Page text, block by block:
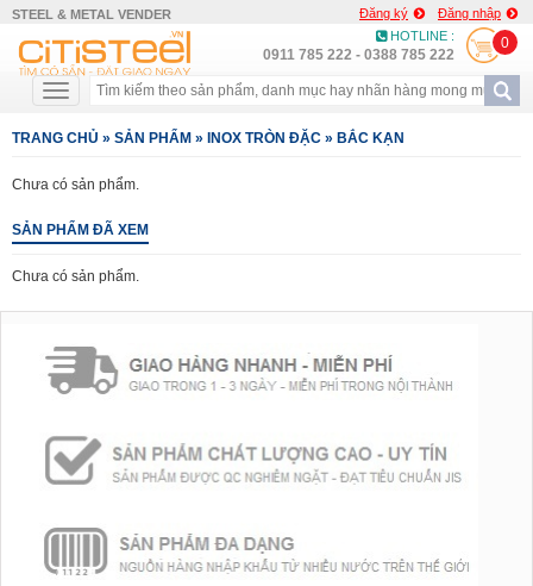
STEEL & METAL VENDER Đăng ký
Đăng nhập
HOTLINE :
0911 785 222 - 0388 785 222
0
TRANG CHỦ » SẢN PHẨM » INOX TRÒN ĐẶC » BẮC KẠN
Chưa có sản phẩm.
SẢN PHẨM ĐÃ XEM
Chưa có sản phẩm.